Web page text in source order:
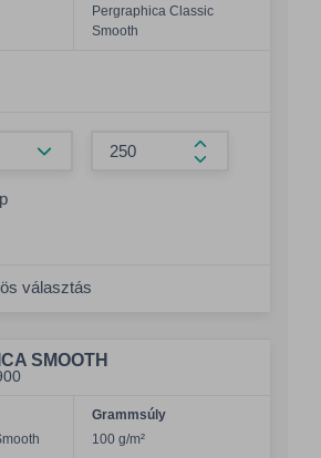
Pergraphica Classic
Smooth
Összeg
választás
SMOOTH
Grammsúly
100 g/m²